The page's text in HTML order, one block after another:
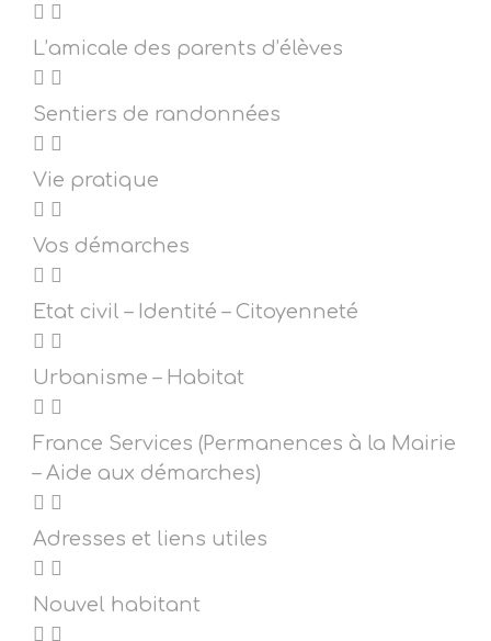
L’amicale des parents d’élèves
Sentiers de randonnées
Vie pratique
Vos démarches
Etat civil – Identité – Citoyenneté
Urbanisme – Habitat
France Services (Permanences à la Mairie
– Aide aux démarches)
Adresses et liens utiles
Nouvel habitant